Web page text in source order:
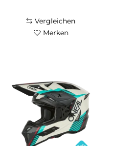
Vergleichen
Merken